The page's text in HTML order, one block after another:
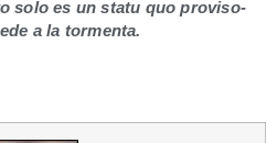
solo es un sta­tu quo pro­vi­so­
a la tormenta.